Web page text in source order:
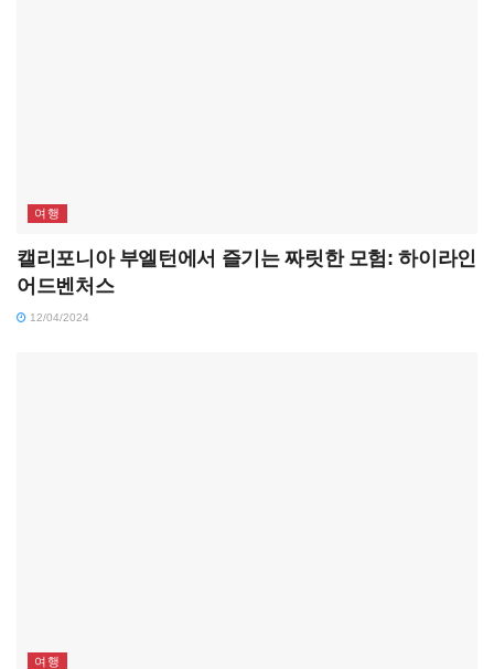
여행
캘리포니아 부엘턴에서 즐기는 짜릿한 모험: 하이라인
어드벤처스
12/04/2024
여행